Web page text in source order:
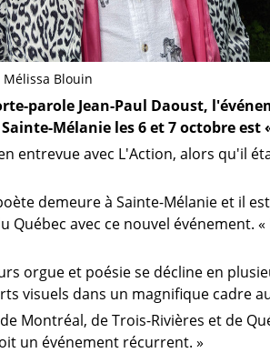
Mélissa Blouin
parole Jean-Paul Daoust,
Mélanie les 6 et 7 octobre
entrevue avec L'Action, alors qu'il
demeure à Sainte-Mélanie et il
Québec avec ce nouvel événement.
orgue et poésie se décline en
visuels dans un magnifique cadre
Montréal, de Trois-Rivières et de
un événement récurrent. »